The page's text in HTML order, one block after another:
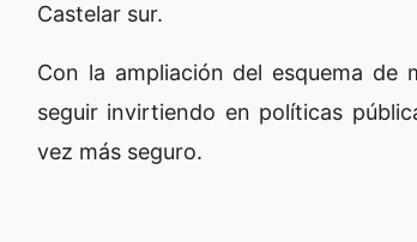
Castelar sur.
Con la ampliación del esquema de
seguir invirtiendo en políticas
vez más seguro.